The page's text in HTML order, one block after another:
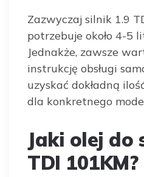
Zazwyczaj silnik 1.9
potrzebuje około 4-5
Jednakże, zawsze
instrukcję obsługi
uzyskać dokładną
dla konkretnego
Jaki olej do
TDI 101KM?